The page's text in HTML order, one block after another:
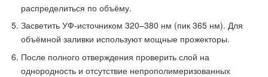
распределиться по объёму.
Засветить УФ-источником 320–380 нм (пик 365 нм). Для
объёмной заливки используют мощные прожекторы.
После полного отверждения проверить слой на
однородность и отсутствие непрополимеризованных